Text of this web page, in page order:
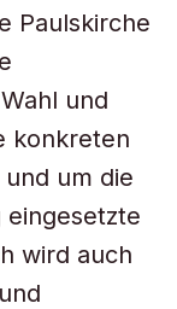
Paulskirche
und
konkreten
um die
wird auch